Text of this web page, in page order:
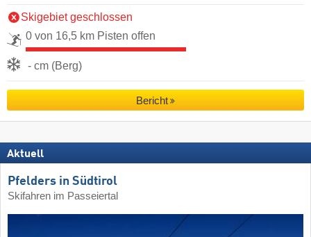
Skigebiet geschlossen
0 von 16,5 km Pisten offen
- cm (Berg)
Bericht
Aktuell
Pfelders in Südtirol
Skifahren im Passeiertal